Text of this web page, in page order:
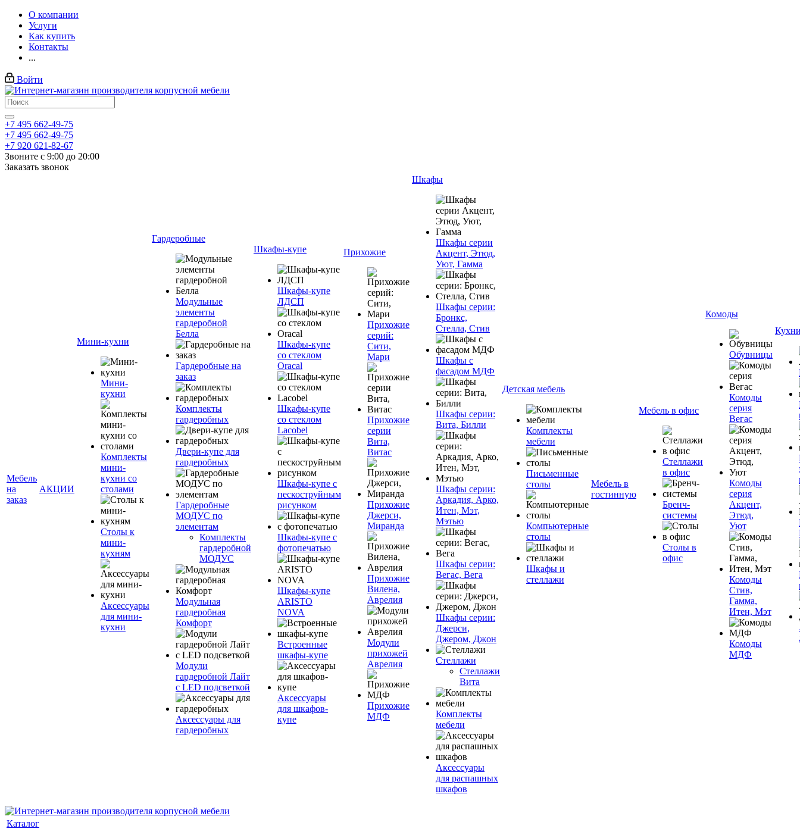
О компании
Услуги
Как купить
Контакты
...
Войти
+7 495 662-49-75
+7 495 662-49-75
+7 920 621-82-67
Звоните с 9:00 до 20:00
Заказать звонок
Мебель
на
заказ
АКЦИИ
Мини-кухни
Мини-
кухни
Комплекты
мини-
кухни со
столами
Столы к
мини-
кухням
Аксессуары
для мини-
кухни
Гардеробные
Модульные
элементы
гардеробной
Белла
Гардеробные на
заказ
Комплекты
гардеробных
Двери-купе для
гардеробных
Гардеробные
МОДУС по
элементам
Комплекты
гардеробной
МОДУС
Модульная
гардеробная
Комфорт
Модули
гардеробной Лайт
с LED подсветкой
Аксессуары для
гардеробных
Шкафы-купе
Шкафы-купе
ЛДСП
Шкафы-купе
со стеклом
Oracal
Шкафы-купе
со стеклом
Lacobel
Шкафы-купе с
пескоструйным
рисунком
Шкафы-купе с
фотопечатью
Шкафы-купе
ARISTO
NOVA
Встроенные
шкафы-купе
Аксессуары
для шкафов-
купе
Прихожие
Прихожие
серий:
Сити,
Мари
Прихожие
серии
Вита,
Витас
Прихожие
Джерси,
Миранда
Прихожие
Вилена,
Аврелия
Модули
прихожей
Аврелия
Прихожие
МДФ
Шкафы
Шкафы серии
Акцент, Этюд,
Уют, Гамма
Шкафы серии:
Бронкс,
Стелла, Стив
Шкафы с
фасадом МДФ
Шкафы серии:
Вита, Билли
Шкафы серии:
Аркадия, Арко,
Итен, Мэт,
Мэтью
Шкафы серии:
Вегас, Вега
Шкафы серии:
Джерси,
Джером, Джон
Стеллажи
Стеллажи
Вита
Комплекты
мебели
Аксессуары
для распашных
шкафов
Детская мебель
Комплекты
мебели
Письменные
столы
Компьютерные
столы
Шкафы и
стеллажи
Мебель в
гостинную
Мебель в офис
Стеллажи
в офис
Бренч-
системы
Столы в
офис
Комоды
Обувницы
Комоды
серия
Вегас
Комоды
серия
Акцент,
Этюд,
Уют
Комоды
Стив,
Гамма,
Итен, Мэт
Комоды
МДФ
Каталог